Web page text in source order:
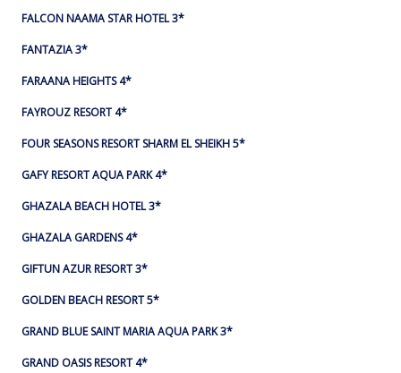
FALCON NAAMA STAR HOTEL 3*
FANTAZIA 3*
FARAANA HEIGHTS 4*
FAYROUZ RESORT 4*
FOUR SEASONS RESORT SHARM EL SHEIKH 5*
GAFY RESORT AQUA PARK 4*
GHAZALA BEACH HOTEL 3*
GHAZALA GARDENS 4*
GIFTUN AZUR RESORT 3*
GOLDEN BEACH RESORT 5*
GRAND BLUE SAINT MARIA AQUA PARK 3*
GRAND OASIS RESORT 4*